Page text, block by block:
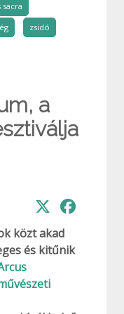
sacra
zsidó
a
közt akad
és kitűnik